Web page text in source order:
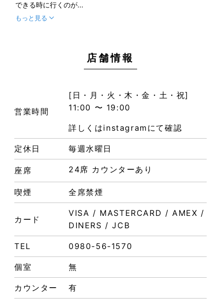
できる時に行くのが...
もっと見る
店舗情報
営業時間
[日・月・火・木・金・土・祝]
11:00 〜 19:00
詳しくはinstagramにて確認
定休日 毎週水曜日
座席 24席 カウンターあり
喫煙 全席禁煙
カード
VISA / MASTERCARD / AMEX /
DINERS / JCB
TEL 0980-56-1570
個室 無
カウンター 有